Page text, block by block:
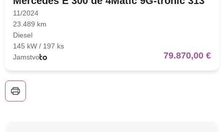
11/2024
23.489 km
Diesel
145 kW / 197 ks
Jamstvo
79.870,00 €